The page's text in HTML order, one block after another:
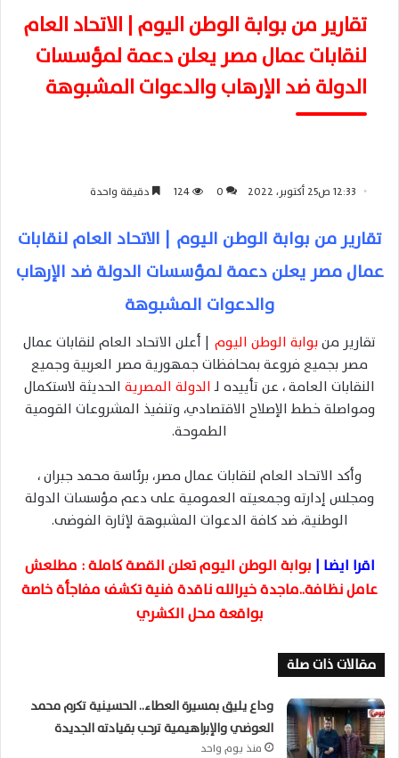
تقارير من بوابة الوطن اليوم | الاتحاد العام
لنقابات عمال مصر يعلن دعمة لمؤسسات
الدولة ضد الإرهاب والدعوات المشبوهة
12:33 ص25 أكتوبر، 2022 0
124 دقيقة واحدة
تقارير من بوابة الوطن اليوم | الاتحاد العام لنقابات
عمال مصر يعلن دعمة لمؤسسات الدولة ضد الإرهاب
والدعوات المشبوهة
تقارير منبوابة الوطن اليوم | أعلن الاتحاد العام لنقابات عمال
مصر بجميع فروعة بمحافظات جمهورية مصر العربية وجميع
النقابات العامة ، عن تأييده لـالدولة المصرية الحديثة لاستكمال
ومواصلة خطط الإصلاح الاقتصادي، وتنفيذ المشروعات القومية
الطموحة.
وأكد الاتحاد العام لنقابات عمال مصر، برئاسة محمد جبران ،
ومجلس إدارته وجمعيته العمومية على دعم مؤسسات الدولة
الوطنية، ضد كافة الدعوات المشبوهة لإثارة الفوضى.
اقرا ايضا | بوابة الوطن اليوم تعلن القصة كاملة : مطلعش
عامل نظافة..ماجدة خيرالله ناقدة فنية تكشف مفاجأة خاصة
بواقعة محل الكشري
مقالات ذات صلة
وداع يليق بمسيرة العطاء.. الحسينية تكرم محمد
العوضي والإبراهيمية ترحب بقيادته الجديدة
منذ يوم واحد